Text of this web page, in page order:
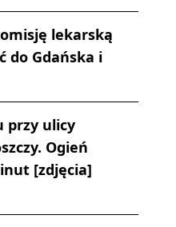
lekarską
do Gdańska i
przy ulicy
Ogień
[zdjęcia]